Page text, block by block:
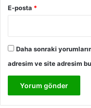
E-posta *
Daha sonraki
adresim ve site adresim